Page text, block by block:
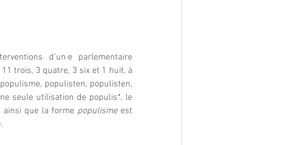
d’un·e parlementaire
trois, 3 quatre, 3 six et 1 huit, à
populisten, populisten,
seule utilisation de populis*, le
que la forme populisme est